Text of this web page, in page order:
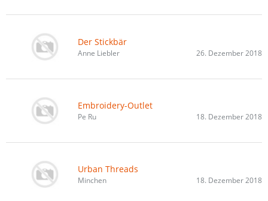
Der Stickbär
Anne Liebler 26. Dezember 2018
Embroidery-Outlet
Pe Ru 18. Dezember 2018
Urban Threads
Minchen 18. Dezember 2018